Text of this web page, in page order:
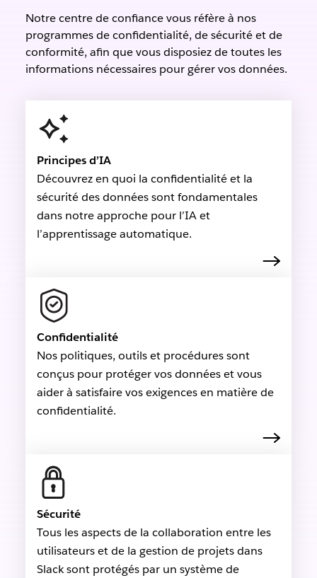
Notre centre de confiance vous réfère à nos
programmes de confidentialité, de sécurité et de
conformité, afin que vous disposiez de toutes les
informations nécessaires pour gérer vos données.
Principes d’IA
Découvrez en quoi la confidentialité et la
sécurité des données sont fondamentales
dans notre approche pour l’IA et
l’apprentissage automatique.
Confidentialité
Nos politiques, outils et procédures sont
conçus pour protéger vos données et vous
aider à satisfaire vos exigences en matière de
confidentialité.
Sécurité
Tous les aspects de la collaboration entre les
utilisateurs et de la gestion de projets dans
Slack sont protégés par un système de